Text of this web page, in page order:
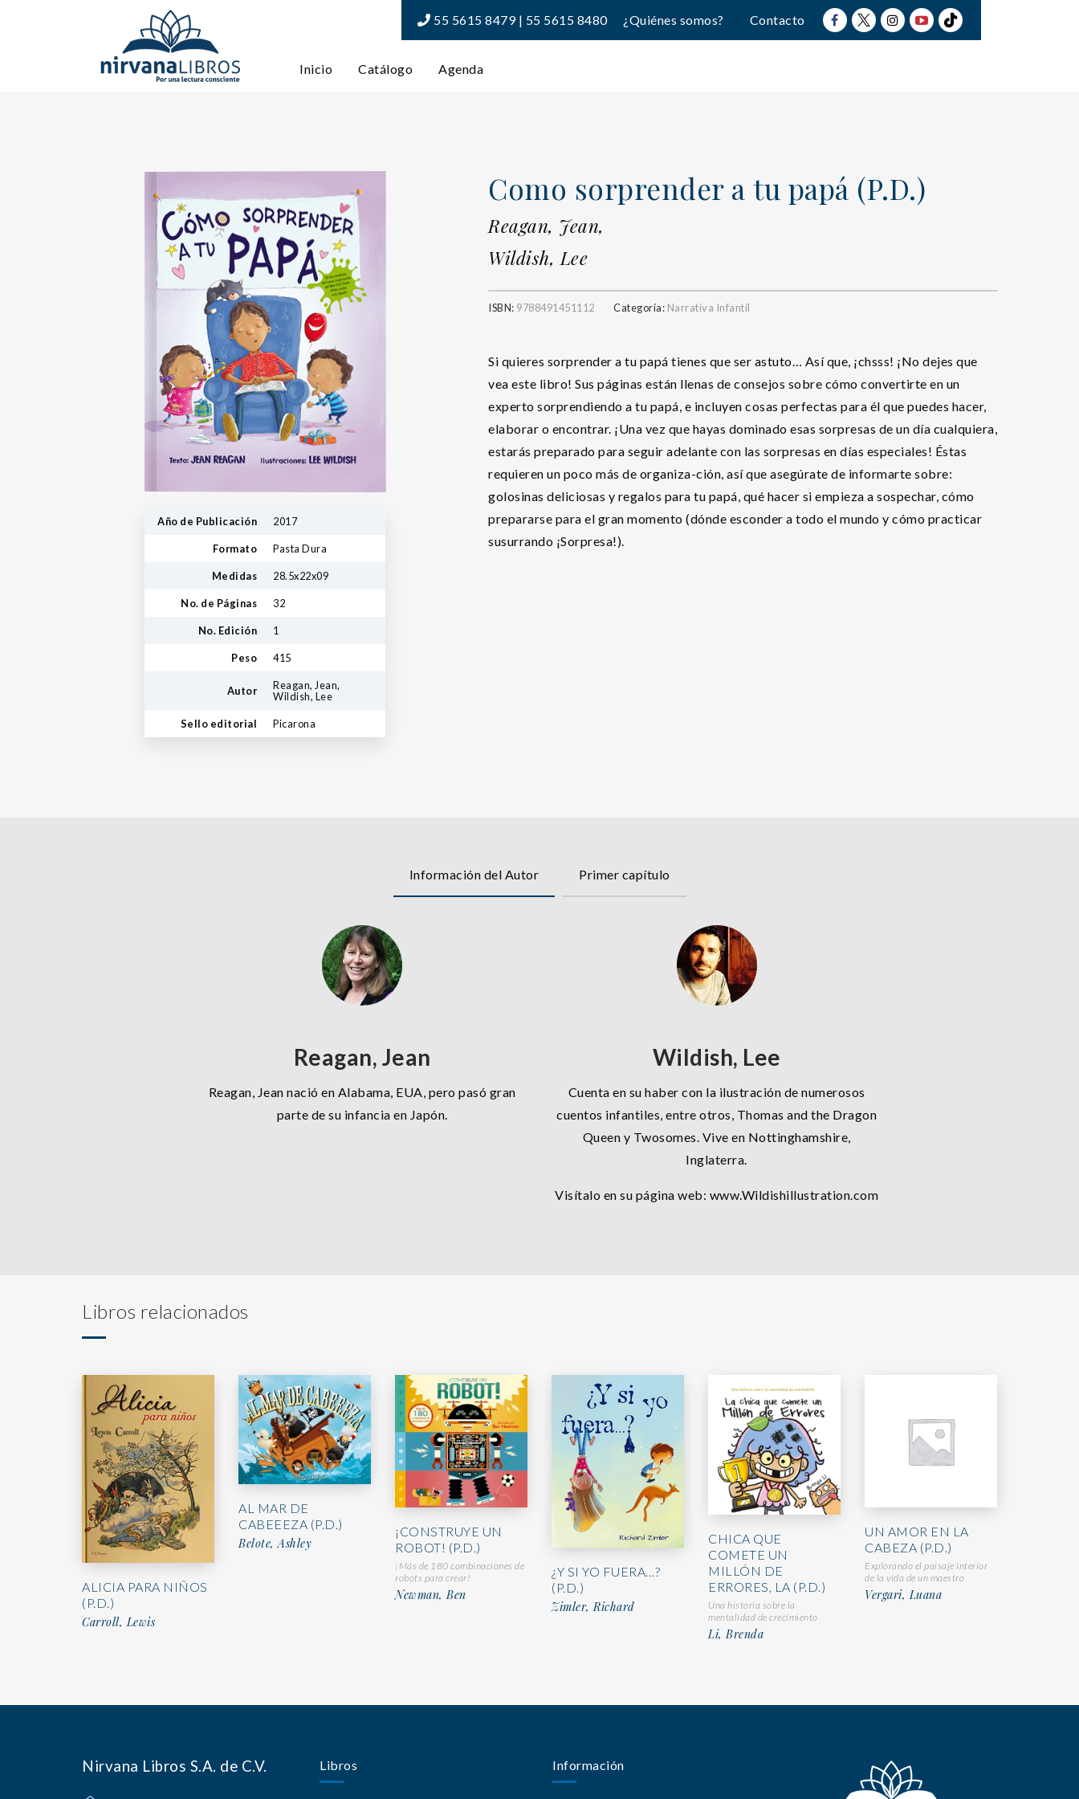
55 5615 8479 | 55 5615 8480 ¿Quiénes somos? Contacto
Inicio Catálogo Agenda
Año de Publicación 2017
Formato Pasta Dura
Medidas 28.5x22x09
No. de Páginas 32
No. Edición 1
Peso 415
Autor
Reagan, Jean,
Wildish, Lee
Sello editorial Picarona
Como sorprender a tu papá (P.D.)
Reagan, Jean,
Wildish, Lee
ISBN: 9788491451112 Categoría: Narrativa Infantil
Si quieres sorprender a tu papá tienes que ser astuto… Así que, ¡chsss! ¡No dejes que
vea este libro! Sus páginas están llenas de consejos sobre cómo convertirte en un
experto sorprendiendo a tu papá, e incluyen cosas perfectas para él que puedes hacer,
elaborar o encontrar. ¡Una vez que hayas dominado esas sorpresas de un día cualquiera,
estarás preparado para seguir adelante con las sorpresas en días especiales! Éstas
requieren un poco más de organiza-ción, así que asegúrate de informarte sobre:
golosinas deliciosas y regalos para tu papá, qué hacer si empieza a sospechar, cómo
prepararse para el gran momento (dónde esconder a todo el mundo y cómo practicar
susurrando ¡Sorpresa!).
Información del Autor Primer capítulo
Reagan, Jean
Reagan, Jean nació en Alabama, EUA, pero pasó gran
parte de su infancia en Japón.
Wildish, Lee
Cuenta en su haber con la ilustración de numerosos
cuentos infantiles, entre otros, Thomas and the Dragon
Queen y Twosomes. Vive en Nottinghamshire,
Inglaterra.
Visítalo en su página web: www.Wildishillustration.com
Libros relacionados
ALICIA PARA NIÑOS
(P.D.)
Carroll, Lewis
AL MAR DE
CABEEEZA (P.D.)
Belote, Ashley
¡CONSTRUYE UN
ROBOT! (P.D.)
¡Más de 180 combinaciones de
robots para crear!
Newman, Ben
¿Y SI YO FUERA…?
(P.D.)
Zimler, Richard
CHICA QUE
COMETE UN
MILLÓN DE
ERRORES, LA (P.D.)
Una historia sobre la
mentalidad de crecimiento
Li, Brenda
UN AMOR EN LA
CABEZA (P.D.)
Explorando el paisaje interior
de la vida de un maestro
Vergari, Luana
Nirvana Libros S.A. de C.V. Libros Información